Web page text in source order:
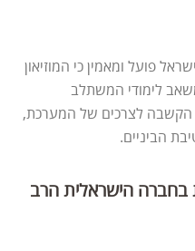
פועל ומאמין כי המוזיאון
לימודי המשתלב
הקשבה לצרכים של המערכת,
הביניים.
בחברה הישראלית הרב